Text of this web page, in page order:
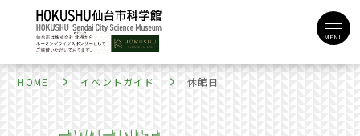
MENU
HOME イベントガイド 休館日